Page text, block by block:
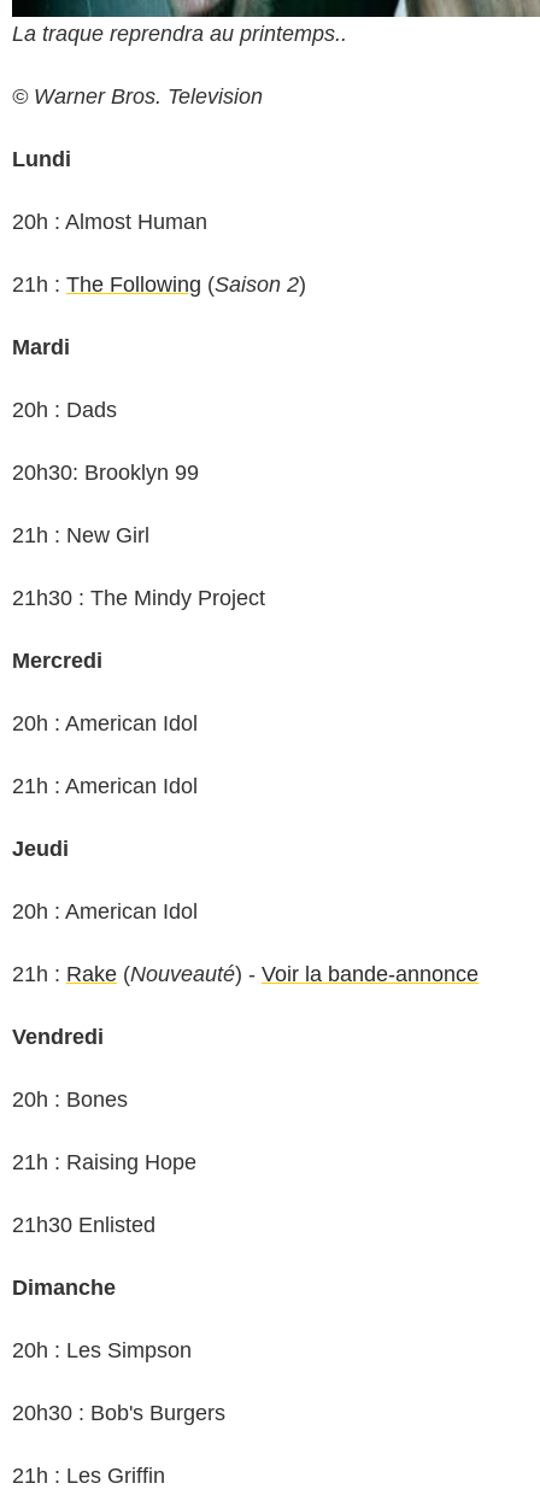
La traque reprendra au printemps..
© Warner Bros. Television
Lundi
20h : Almost Human
21h : The Following (Saison 2)
Mardi
20h : Dads
20h30: Brooklyn 99
21h : New Girl
21h30 : The Mindy Project
Mercredi
20h : American Idol
21h : American Idol
Jeudi
20h : American Idol
21h : Rake (Nouveauté) - Voir la bande-annonce
Vendredi
20h : Bones
21h : Raising Hope
21h30 Enlisted
Dimanche
20h : Les Simpson
20h30 : Bob's Burgers
21h : Les Griffin